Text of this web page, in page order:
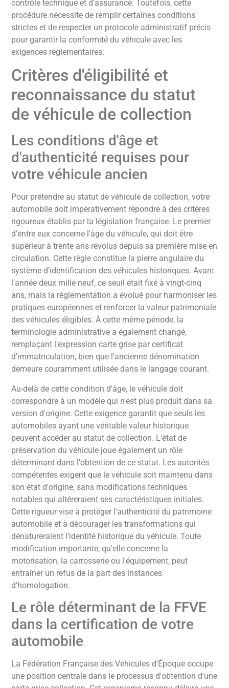
contrôle technique et d'assurance. Toutefois, cette
procédure nécessite de remplir certaines conditions
strictes et de respecter un protocole administratif précis
pour garantir la conformité du véhicule avec les
exigences réglementaires.
Critères d'éligibilité et
reconnaissance du statut
de véhicule de collection
Les conditions d'âge et
d'authenticité requises pour
votre véhicule ancien
Pour prétendre au statut de véhicule de collection, votre
automobile doit impérativement répondre à des critères
rigoureux établis par la législation française. Le premier
d'entre eux concerne l'âge du véhicule, qui doit être
supérieur à trente ans révolus depuis sa première mise en
circulation. Cette règle constitue la pierre angulaire du
système d'identification des véhicules historiques. Avant
l'année deux mille neuf, ce seuil était fixé à vingt-cinq
ans, mais la réglementation a évolué pour harmoniser les
pratiques européennes et renforcer la valeur patrimoniale
des véhicules éligibles. À cette même période, la
terminologie administrative a également changé,
remplaçant l'expression carte grise par certificat
d'immatriculation, bien que l'ancienne dénomination
demeure couramment utilisée dans le langage courant.
Au-delà de cette condition d'âge, le véhicule doit
correspondre à un modèle qui n'est plus produit dans sa
version d'origine. Cette exigence garantit que seuls les
automobiles ayant une véritable valeur historique
peuvent accéder au statut de collection. L'état de
préservation du véhicule joue également un rôle
déterminant dans l'obtention de ce statut. Les autorités
compétentes exigent que le véhicule soit maintenu dans
son état d'origine, sans modifications techniques
notables qui altéreraient ses caractéristiques initiales.
Cette rigueur vise à protéger l'authenticité du patrimoine
automobile et à décourager les transformations qui
dénatureraient l'identité historique du véhicule. Toute
modification importante, qu'elle concerne la
motorisation, la carrosserie ou l'équipement, peut
entraîner un refus de la part des instances
d'homologation.
Le rôle déterminant de la FFVE
dans la certification de votre
automobile
La Fédération Française des Véhicules d'Époque occupe
une position centrale dans le processus d'obtention d'une